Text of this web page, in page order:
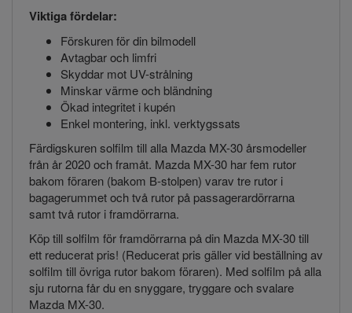
Viktiga fördelar:
Förskuren för din bilmodell
Avtagbar och limfri
Skyddar mot UV-strålning
Minskar värme och bländning
Ökad integritet i kupén
Enkel montering, inkl. verktygssats
Färdigskuren solfilm till alla Mazda MX-30 årsmodeller
från år 2020 och framåt. Mazda MX-30 har fem rutor
bakom föraren (bakom B-stolpen) varav tre rutor i
bagagerummet och två rutor på passagerardörrarna
samt två rutor i framdörrarna.
Köp till solfilm för framdörrarna på din Mazda MX-30 till
ett reducerat pris! (Reducerat pris gäller vid beställning av
solfilm till övriga rutor bakom föraren). Med solfilm på alla
sju rutorna får du en snyggare, tryggare och svalare
Mazda MX-30.